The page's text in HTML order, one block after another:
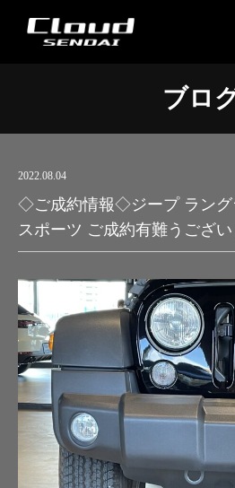
ブロ
2022.08.04
◇ご成約情報◇ジープ ラング
スポーツ ご成約有難うござい